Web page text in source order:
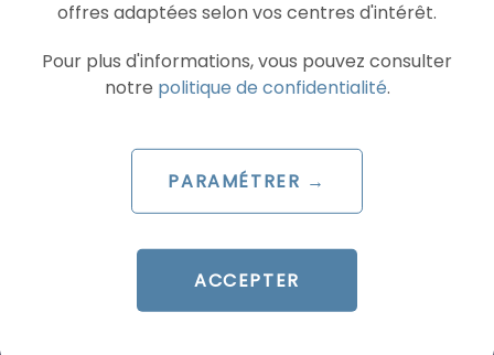
TikTok lance Agentic Hub :
les AI Skills qui redéfinissent
le pilotage Ads
offres adaptées selon vos centres d'intérêt.
Pour plus d'informations, vous pouvez consulter
notre politique de confidentialité.
PARAMÉTRER →
ACCEPTER